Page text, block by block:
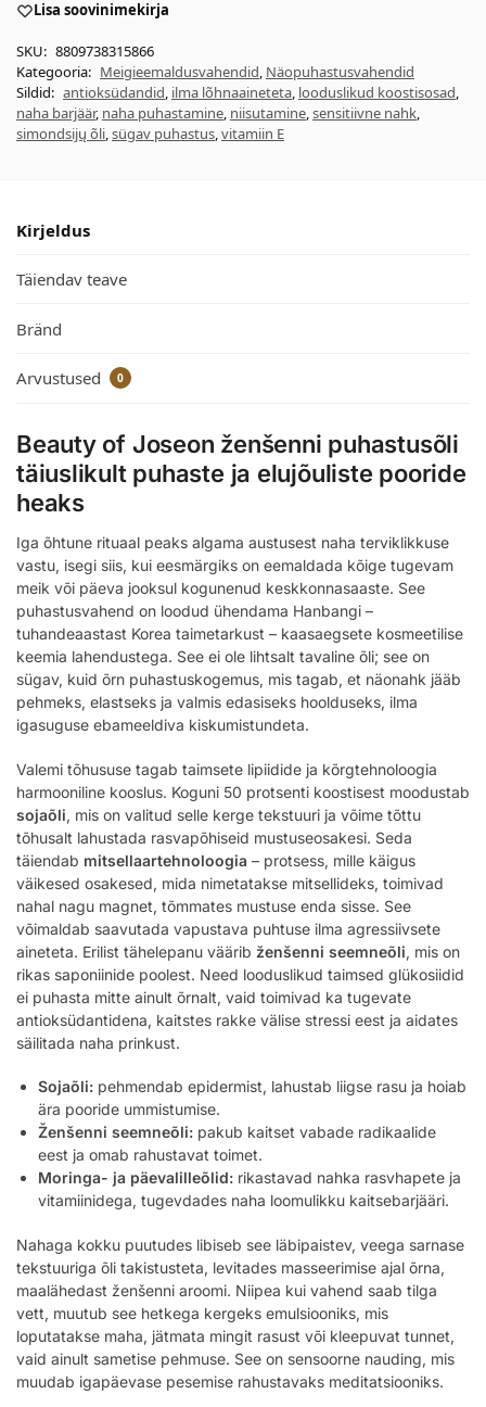
Lisa soovinimekirja
SKU: 8809738315866
Kategooria: Meigieemaldusvahendid, Näopuhastusvahendid
Sildid: antioksüdandid, ilma lõhnaaineteta, looduslikud koostisosad,
naha barjäär, naha puhastamine, niisutamine,sensitiivne nahk,
simondsijų õli,sügav puhastus,vitamiin E
Kirjeldus
Täiendav teave
Bränd
Arvustused 0
Beauty of Joseon ženšenni puhastusõli
täiuslikult puhaste ja elujõuliste pooride
heaks
Iga õhtune rituaal peaks algama austusest naha terviklikkuse
vastu, isegi siis, kui eesmärgiks on eemaldada kõige tugevam
meik või päeva jooksul kogunenud keskkonnasaaste. See
puhastusvahend on loodud ühendama Hanbangi –
tuhandeaastast Korea taimetarkust – kaasaegsete kosmeetilise
keemia lahendustega. See ei ole lihtsalt tavaline õli; see on
sügav, kuid õrn puhastuskogemus, mis tagab, et näonahk jääb
pehmeks, elastseks ja valmis edasiseks hoolduseks, ilma
igasuguse ebameeldiva kiskumistundeta.
Valemi tõhususe tagab taimsete lipiidide ja kõrgtehnoloogia
harmooniline kooslus. Koguni 50 protsenti koostisest moodustab
sojaõli, mis on valitud selle kerge tekstuuri ja võime tõttu
tõhusalt lahustada rasvapõhiseid mustuseosakesi. Seda
täiendab mitsellaartehnoloogia – protsess, mille käigus
väikesed osakesed, mida nimetatakse mitsellideks, toimivad
nahal nagu magnet, tõmmates mustuse enda sisse. See
võimaldab saavutada vapustava puhtuse ilma agressiivsete
aineteta. Erilist tähelepanu väärib ženšenni seemneõli, mis on
rikas saponiinide poolest. Need looduslikud taimsed glükosiidid
ei puhasta mitte ainult õrnalt, vaid toimivad ka tugevate
antioksüdantidena, kaitstes rakke välise stressi eest ja aidates
säilitada naha prinkust.
Sojaõli: pehmendab epidermist, lahustab liigse rasu ja hoiab
ära pooride ummistumise.
Ženšenni seemneõli: pakub kaitset vabade radikaalide
eest ja omab rahustavat toimet.
Moringa- ja päevalilleõlid: rikastavad nahka rasvhapete ja
vitamiinidega, tugevdades naha loomulikku kaitsebarjääri.
Nahaga kokku puutudes libiseb see läbipaistev, veega sarnase
tekstuuriga õli takistusteta, levitades masseerimise ajal õrna,
maalähedast ženšenni aroomi. Niipea kui vahend saab tilga
vett, muutub see hetkega kergeks emulsiooniks, mis
loputatakse maha, jätmata mingit rasust või kleepuvat tunnet,
vaid ainult sametise pehmuse. See on sensoorne nauding, mis
muudab igapäevase pesemise rahustavaks meditatsiooniks.